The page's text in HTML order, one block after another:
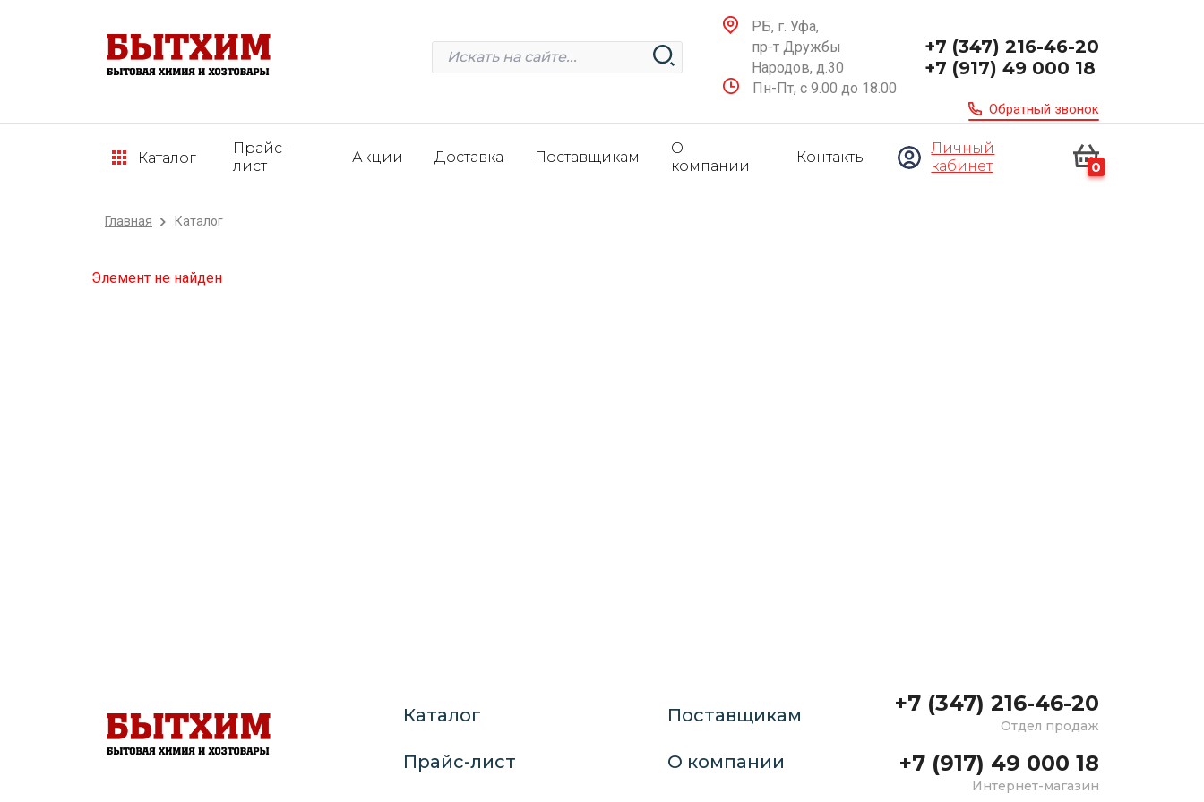
РБ, г. Уфа,
пр-т Дружбы
Народов, д.30
Пн-Пт, с 9.00 до 18.00
+7 (347) 216-46-20
+7 (917) 49 000 18
Обратный звонок
Каталог
Прайс-
лист
Акции Доставка Поставщикам
О
компании
Контакты
Личный
кабинет
0
Главная Каталог
Элемент не найден
Каталог
Прайс-лист
Поставщикам
О компании
+7 (347) 216-46-20
Отдел продаж
+7 (917) 49 000 18
Интернет-магазин